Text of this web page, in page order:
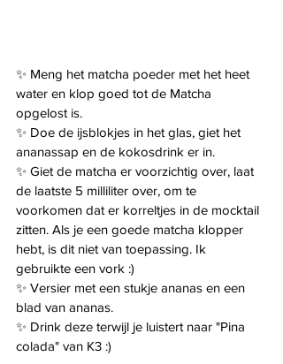
✨ Meng het matcha poeder met het heet
water en klop goed tot de Matcha
opgelost is.
✨ Doe de ijsblokjes in het glas, giet het
ananassap en de kokosdrink er in.
✨ Giet de matcha er voorzichtig over, laat
de laatste 5 milliliter over, om te
voorkomen dat er korreltjes in de mocktail
zitten. Als je een goede matcha klopper
hebt, is dit niet van toepassing. Ik
gebruikte een vork :)
✨ Versier met een stukje ananas en een
blad van ananas.
✨ Drink deze terwijl je luistert naar "Pina
colada" van K3 :)